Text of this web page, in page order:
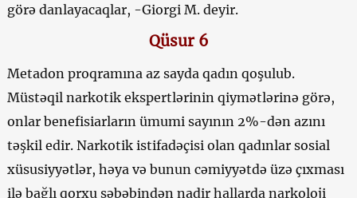
görə danlayacaqlar, -Giorgi M. deyir.
Qüsur 6
Metadon proqramına az sayda qadın qoşulub.
Müstəqil narkotik ekspertlərinin qiymətlərinə görə,
onlar benefisiarların ümumi sayının 2%-dən azını
təşkil edir. Narkotik istifadəçisi olan qadınlar sosial
xüsusiyyətlər, həya və bunun cəmiyyətdə üzə çıxması
ilə bağlı qorxu səbəbindən nadir hallarda narkoloji